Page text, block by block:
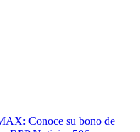
Conoce su bono de